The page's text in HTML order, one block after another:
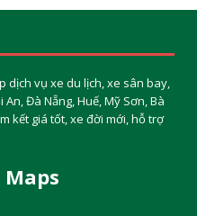
dịch vụ xe du lịch, xe sân bay,
Đà Nẵng, Huế, Mỹ Sơn, Bà
kết giá tốt, xe đời mới, hỗ trợ
Maps